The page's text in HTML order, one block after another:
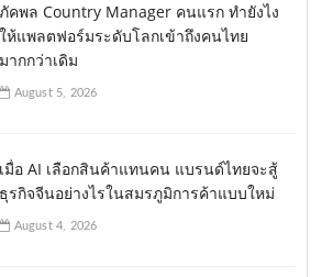
ภัคพล Country Manager คนแรก ทำยังไง
ให้แพลตฟอร์มระดับโลกเข้าถึงคนไทย
มากกว่าเดิม
August 5, 2026
เมื่อ AI เลือกสินค้าแทนคน แบรนด์ไทยจะสู้
ธุรกิจจีนอย่างไรในสมรภูมิการค้าแบบใหม่
August 4, 2026